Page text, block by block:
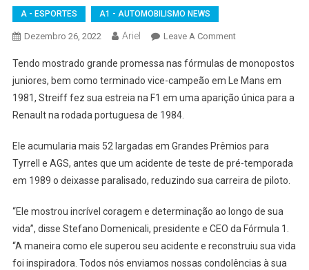
A - ESPORTES A1 - AUTOMOBILISMO NEWS
Dezembro 26, 2022 Ariel Leave A CommentOn
NEWS
–
F1:
F1,
Philippe
Streiff,
Aos
67
Anos
Tendo mostrado grande promessa nas fórmulas de monopostos
juniores, bem como terminado vice-campeão em Le Mans em
1981, Streiff fez sua estreia na F1 em uma aparição única para a
Renault na rodada portuguesa de 1984.
Ele acumularia mais 52 largadas em Grandes Prêmios para
Tyrrell e AGS, antes que um acidente de teste de pré-temporada
em 1989 o deixasse paralisado, reduzindo sua carreira de piloto.
“Ele mostrou incrível coragem e determinação ao longo de sua
vida”, disse Stefano Domenicali, presidente e CEO da Fórmula 1.
“A maneira como ele superou seu acidente e reconstruiu sua vida
foi inspiradora. Todos nós enviamos nossas condolências à sua